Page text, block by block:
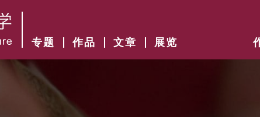
专题 作品 文章 展览